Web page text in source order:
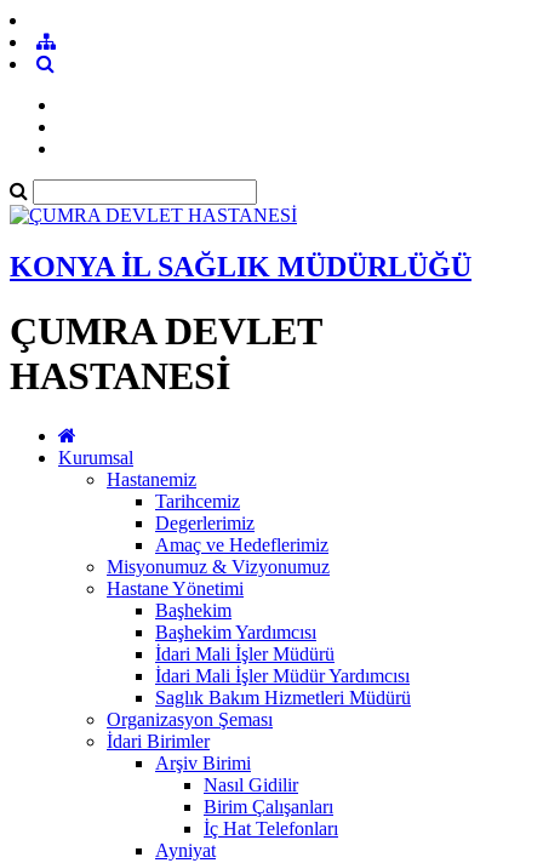
KONYA İL SAĞLIK MÜDÜRLÜĞÜ
ÇUMRA DEVLET
HASTANESİ
Kurumsal
Hastanemiz
Tarihcemiz
Degerlerimiz
Amaç ve Hedeflerimiz
Misyonumuz & Vizyonumuz
Hastane Yönetimi
Başhekim
Başhekim Yardımcısı
İdari Mali İşler Müdürü
İdari Mali İşler Müdür Yardımcısı
Saglık Bakım Hizmetleri Müdürü
Organizasyon Şeması
İdari Birimler
Arşiv Birimi
Nasıl Gidilir
Birim Çalışanları
İç Hat Telefonları
Ayniyat